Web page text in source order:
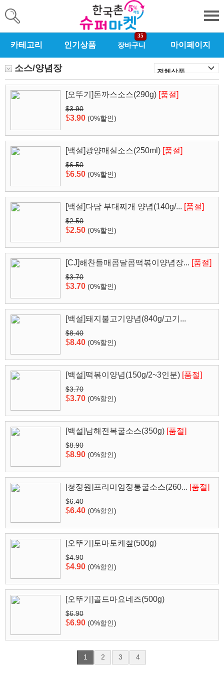
카테고리 인기상품 장바구니
35
마이페이지
소스/양념장
[오뚜기]돈까스소스(290g) [품절]
$3.90
$3.90 (0%할인)
[백설]광양매실소스(250ml) [품절]
$6.50
$6.50 (0%할인)
[백설]다담 부대찌개 양념(140g/... [품절]
$2.50
$2.50 (0%할인)
[CJ]해찬들매콤달콤떡볶이양념장... [품절]
$3.70
$3.70 (0%할인)
[백설]돼지불고기양념(840g/고기...
$8.40
$8.40 (0%할인)
[백설]떡볶이양념(150g/2~3인분) [품절]
$3.70
$3.70 (0%할인)
[백설]남해전복굴소스(350g) [품절]
$8.90
$8.90 (0%할인)
[청정원]프리미엄정통굴소스(260... [품절]
$6.40
$6.40 (0%할인)
[오뚜기]토마토케챂(500g)
$4.90
$4.90 (0%할인)
[오뚜기]골드마요네즈(500g)
$6.90
$6.90 (0%할인)
1 2 3 4